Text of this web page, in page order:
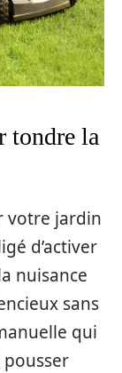
tondre la
votre jardin
d’activer
nuisance
sans
qui